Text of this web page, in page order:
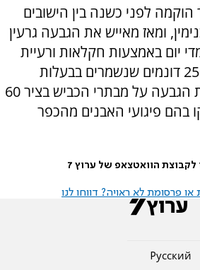
הוקמה לפני כשנה בין הישובים
ומאז מאייש את הגבעה גרעין
יום באמצעות חקלאות ורעיית
צאן על שטח של כ2500 דונמים שנשמרים בבעלות
יהודית. בנוסף, שומרת הגבעה על מבתרי הכביש בציר 60
פיגועי האבנים מהכפר
לקבוצת הוואטצאפ של ערוץ 7
פרסומת לא ראויה? דווחו לנו
Pусский